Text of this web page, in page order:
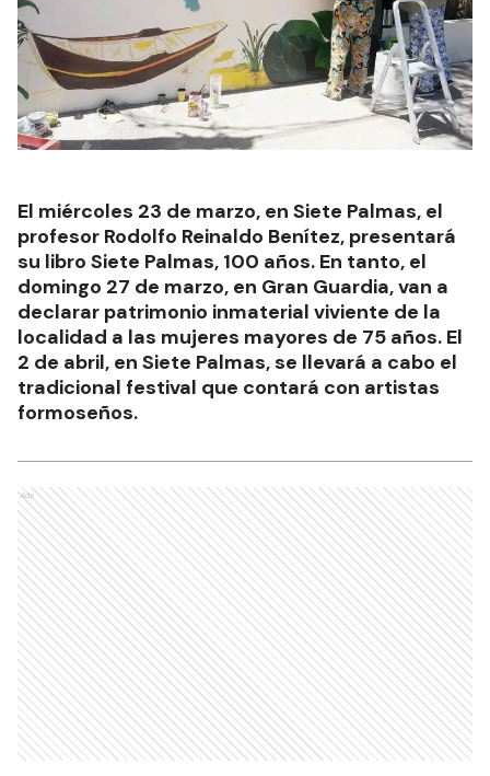
El miércoles 23 de marzo, en Siete Palmas, el
profesor Rodolfo Reinaldo Benítez, presentará
su libro Siete Palmas, 100 años. En tanto, el
domingo 27 de marzo, en Gran Guardia, van a
declarar patrimonio inmaterial viviente de la
localidad a las mujeres mayores de 75 años. El
2 de abril, en Siete Palmas, se llevará a cabo el
tradicional festival que contará con artistas
formoseños.
Ads